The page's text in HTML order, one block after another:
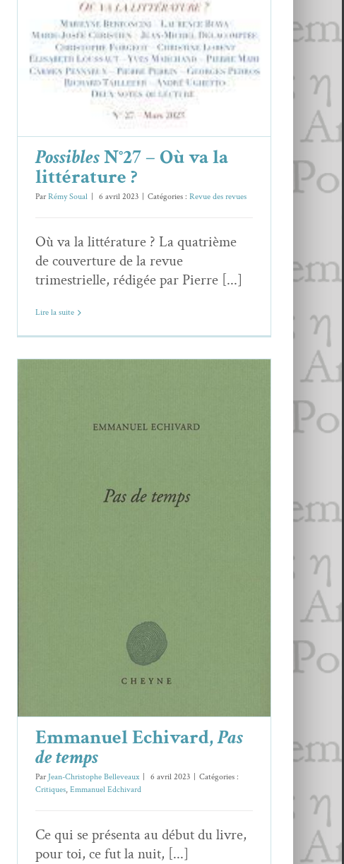
PossiblesN°27 – Où va la
littérature ?
ParRémy Soual 6 avril 2023 Catégories : Revue des revues
Où va la littérature ? La quatrième
de couverture de la revue
trimestrielle, rédigée par Pierre [...]
Lire la suite
Emmanuel Echivard,Pas
de temps
Par Jean-Christophe Belleveaux | 6 avril 2023 | Catégories :
Critiques, Emmanuel Edchivard
Ce qui se présenta au début du livre,
pour toi, ce fut la nuit, [...]